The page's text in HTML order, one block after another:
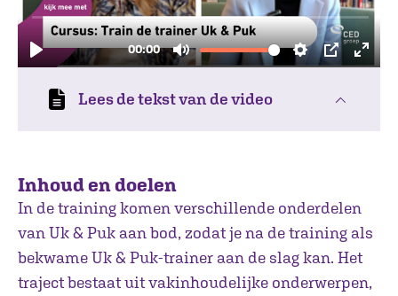
Lees de tekst van de video
Inhoud en doelen
In de training komen verschillende onderdelen
van Uk & Puk aan bod, zodat je na de training als
bekwame Uk & Puk-trainer aan de slag kan. Het
traject bestaat uit vakinhoudelijke onderwerpen,